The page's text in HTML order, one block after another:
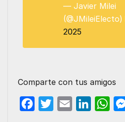
— Javier Milei
(@JMileiElecto)
2025
Comparte con tus amigos
W